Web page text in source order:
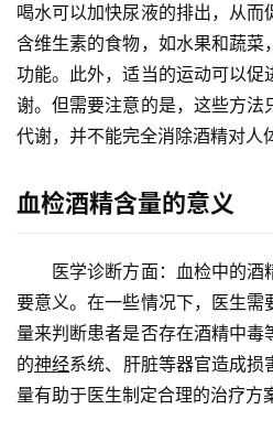
喝水可以加快尿液的排出，从而
含维生素的食物，如水果和蔬菜
功能。此外，适当的运动可以促
谢。但需要注意的是，这些方法
代谢，并不能完全消除酒精对人
血检酒精含量的意义
医学诊断方面：血检中的酒
要意义。在一些情况下，医生需
量来判断患者是否存在酒精中
的神经系统、肝脏等器官造成损
量有助于医生制定合理的治疗方